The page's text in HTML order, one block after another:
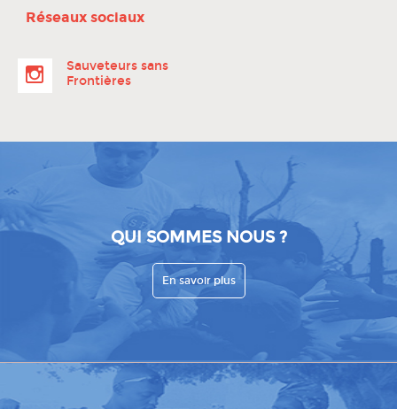
Réseaux sociaux
Sauveteurs sans
Frontières
QUI SOMMES NOUS ?
En savoir plus